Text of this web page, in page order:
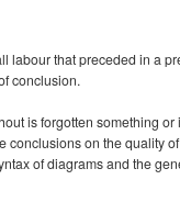
labour that preceded in a
conclusion.
is forgotten something or
conclusions on the quality
of diagrams and the